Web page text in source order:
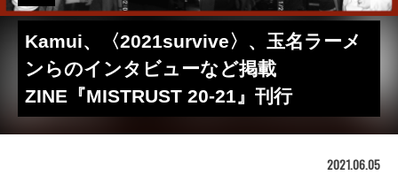
Kamui、〈2021survive〉、玉名ラーメ
ンらのインタビューなど掲載
ZINE『MISTRUST 20-21』刊行
2021.06.05